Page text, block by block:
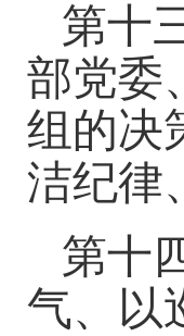
第十
部党委
组的决
洁纪律
第十
气、以